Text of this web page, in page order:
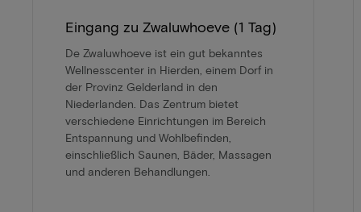
Eingang zu Zwaluwhoeve (1 Tag)
De Zwaluwhoeve ist ein gut bekanntes
Wellnesscenter in Hierden, einem Dorf in
der Provinz Gelderland in den
Niederlanden. Das Zentrum bietet
verschiedene Einrichtungen im Bereich
Entspannung und Wohlbefinden,
einschließlich Saunen, Bäder, Massagen
und anderen Behandlungen.